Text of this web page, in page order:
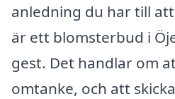
anledning du har till
är ett blomsterbud i
gest. Det handlar om
omtanke, och att